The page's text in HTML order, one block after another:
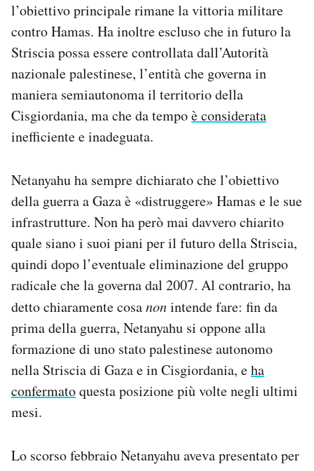
l’obiettivo principale rimane la vittoria militare
contro Hamas. Ha inoltre escluso che in futuro la
Striscia possa essere controllata dall’Autorità
nazionale palestinese, l’entità che governa in
maniera semiautonoma il territorio della
Cisgiordania, ma che da tempoè considerata
inefficiente e inadeguata.
Netanyahu ha sempre dichiarato che l’obiettivo
della guerra a Gaza è «distruggere» Hamas e le sue
infrastrutture. Non ha però mai davvero chiarito
quale siano i suoi piani per il futuro della Striscia,
quindi dopo l’eventuale eliminazione del gruppo
radicale che la governa dal 2007. Al contrario, ha
detto chiaramente cosanonintende fare: fin da
prima della guerra, Netanyahu si oppone alla
formazione di uno stato palestinese autonomo
nella Striscia di Gaza e in Cisgiordania, eha
confermatoquesta posizione più volte negli ultimi
mesi.
Lo scorso febbraio Netanyahu aveva presentato per